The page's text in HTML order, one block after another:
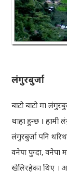
लंगुरबुर्जा
बाटो बाटो मा
थाहा हुन्छ । हामी
लंगुरबुर्जा पनि
वनेपा पुग्दा,
खेलिरहेका थिए ।